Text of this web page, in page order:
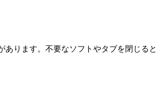
ります。不要なソフトやタブを閉じると